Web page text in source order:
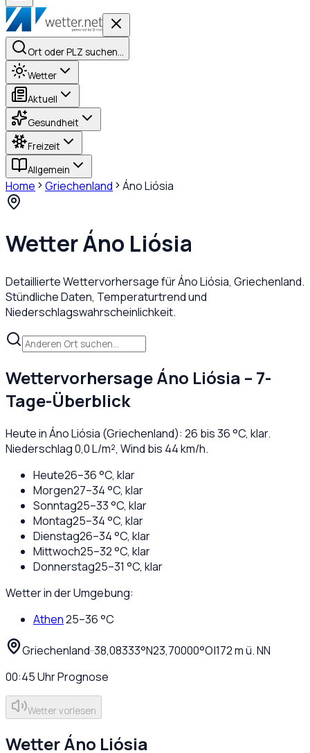
Ort oder PLZ suchen…
Wetter
Aktuell
Gesundheit
Freizeit
Allgemein
Home Griechenland Áno Liósia
WetterÁno Liósia
Detaillierte Wettervorhersage fürÁno Liósia, Griechenland.
Stündliche Daten, Temperaturtrend und
Niederschlagswahrscheinlichkeit.
WettervorhersageÁno Liósia – 7-
Tage-Überblick
Heute inÁno Liósia (Griechenland): 26 bis36°C, klar.
Niederschlag0,0L/m², Wind bis 44km/h.
Heute26–36°C, klar
Morgen27–34°C, klar
Sonntag25–33°C, klar
Montag25–34°C, klar
Dienstag26–34°C, klar
Mittwoch25–32°C, klar
Donnerstag25–31 °C, klar
Wetter in der Umgebung:
Athen25–36°C
Griechenland··38,08333°N23,70000°O|172m ü. NN
00:45UhrPrognose
Wetter vorlesen
WetterÁno Liósia